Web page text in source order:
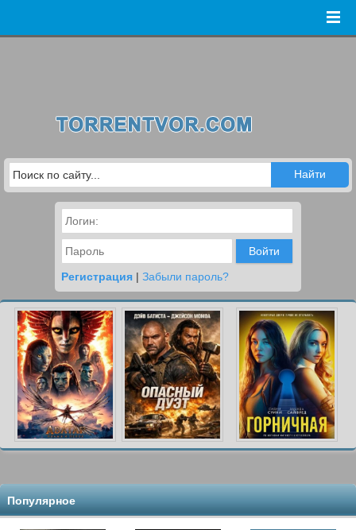
Войти
Регистрация | Забыли пароль?
Популярное